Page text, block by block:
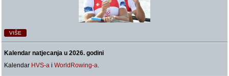
VIŠE
Kalendar natjecanja u 2026. godini
Kalendar HVS-a iWorldRowing-a.